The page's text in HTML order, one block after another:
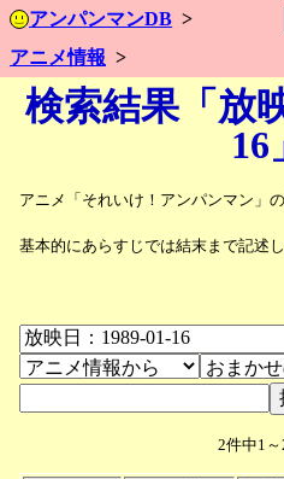
アンパンマンDB
アニメ情報
検索結果「放
16
アニメ「それいけ！アンパンマン」
基本的にあらすじでは結末まで記述
2件中1～